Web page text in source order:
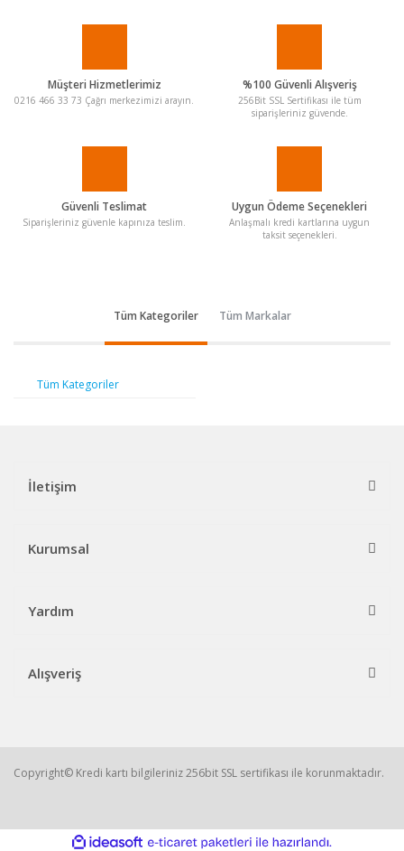
Müşteri Hizmetlerimiz
0216 466 33 73 Çağrı merkezimizi arayın.
%100 Güvenli Alışveriş
256Bit SSL Sertifikası ile tüm
siparişleriniz güvende.
Güvenli Teslimat
Siparişleriniz güvenle kapınıza teslim.
Uygun Ödeme Seçenekleri
Anlaşmalı kredi kartlarına uygun
taksit seçenekleri.
Tüm Kategoriler Tüm Markalar
Tüm Kategoriler
İletişim
Kurumsal
Yardım
Alışveriş
Copyright© Kredi kartı bilgileriniz 256bit SSL sertifikası ile korunmaktadır.
ideasoft e-